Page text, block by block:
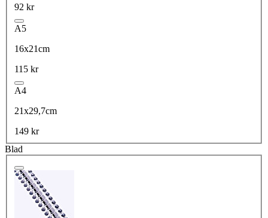
92 kr
A5
16x21cm
115 kr
A4
21x29,7cm
149 kr
Blad